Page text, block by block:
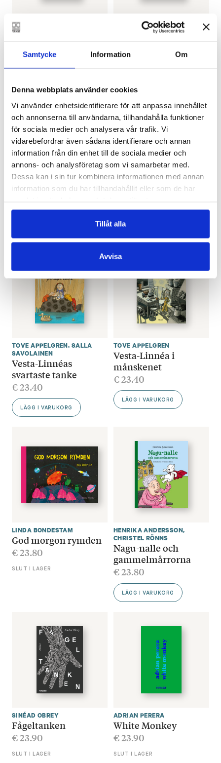
Samtycke Information Om
Denna webbplats använder cookies
Vi använder enhetsidentifierare för att anpassa innehållet
och annonserna till användarna, tillhandahålla funktioner
för sociala medier och analysera vår trafik. Vi
vidarebefordrar även sådana identifierare och annan
information från din enhet till de sociala medier och
annons- och analysföretag som vi samarbetar med.
Dessa kan i sin tur kombinera informationen med annan
information som du har tillhandahållit eller som de har
Tillåt alla
Avvisa
DÉA SOLIN
En spellista för
22.90
JULIA WICKHOLM
Olivia för alltid
HENNA JOHANSDOTTER
€22.90
MAGNUS APPELBERG
€23.00
SLUT I LAGER
TOVE APPELGREN, SALLA
SAVOLAINEN
Vesta-Linnéas
svartaste tanke
€23.40
LÄGG I VARUKORG
TOVE APPELGREN
Vesta-Linnéa i
månskenet
€23.40
LÄGG I VARUKORG
LINDA BONDESTAM
God morgon rymden
€23.80
SLUT I LAGER
HENRIKA ANDERSSON,
CHRISTEL RÖNNS
Nagu-nalle och
gammelmårrorna
€23.80
LÄGG I VARUKORG
SINÉAD OBREY
Fågeltanken
€23.90
SLUT I LAGER
ADRIAN PERERA
White Monkey
€23.90
SLUT I LAGER